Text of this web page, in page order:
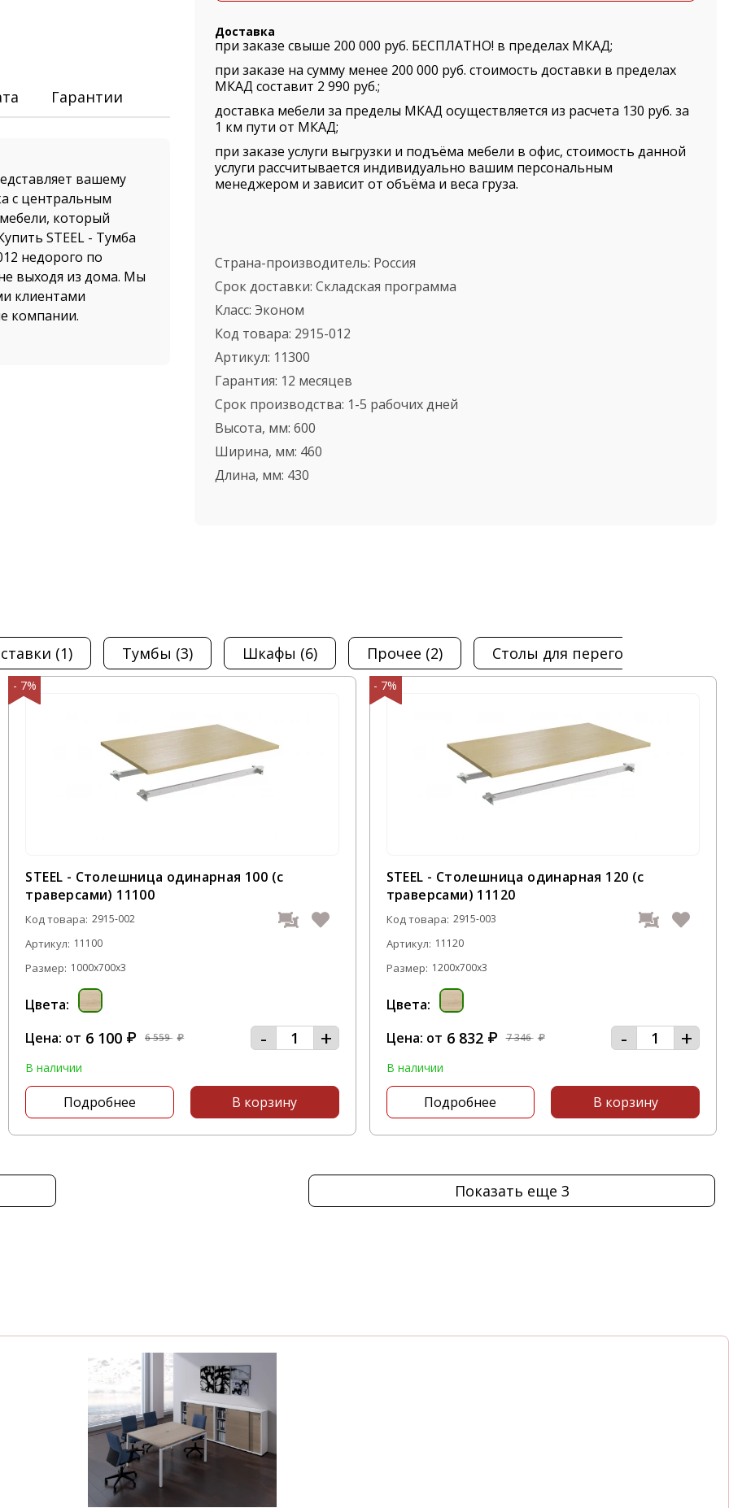
Гарантии
вашему
с центральным
который
STEEL - Тумба
недорого по
выходя из дома. Мы
клиентами
компании.
проезд, д. 4,
Доставка
при заказе свыше 200 000 руб. БЕСПЛАТНО! в пределах МКАД;
при заказе на сумму менее 200 000 руб. стоимость доставки в пределах
МКАД составит 2 990 руб.;
доставка мебели за пределы МКАД осуществляется из расчета 130 руб. за
1 км пути от МКАД;
при заказе услуги выгрузки и подъёма мебели в офис, стоимость данной
услуги рассчитывается индивидуально вашим персональным
менеджером и зависит от объёма и веса груза.
Страна-производитель: Россия
Срок доставки: Складская программа
Класс: Эконом
Код товара: 2915-012
Артикул: 11300
Гарантия: 12 месяцев
Срок производства: 1-5 рабочих дней
Высота, мм: 600
Ширина, мм: 460
Длина, мм: 430
(1) тумбы (3) шкафы (6) прочее (2) столы для переговоров
- 7%
STEEL - Столешница одинарная 100 (с
траверсами) 11100
Код товара: 2915-002
Артикул: 11100
Размер: 1000x700x3
Цвета:
Цена: от 6 100 ₽ 6 559 ₽ - +
В наличии
Подробнее В корзину
- 7%
STEEL - Столешница одинарная 120 (с
траверсами) 11120
Код товара: 2915-003
Артикул: 11120
Размер: 1200x700x3
Цвета:
Цена: от 6 832 ₽ 7 346 ₽ - +
В наличии
Подробнее В корзину
Показать еще 3